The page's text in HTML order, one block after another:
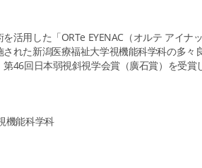
活用した「ORTe EYENAC（オルテ アイナ
された新潟医療福祉大学視機能科学科の多々
第46回日本弱視斜視学会賞（廣石賞）を受賞
機能科学科